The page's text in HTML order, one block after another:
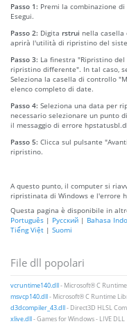
Passo 1: Premi la combinazione
Esegui.
Passo 2: Digita rstrui nella casella
aprirà l'utilità di ripristino del
Passo 3: La finestra "Ripristino
ripristino differente". In tal caso,
Seleziona la casella di controllo
elenco completo di date.
Passo 4: Seleziona una data per
necessario selezionare un punto
il messaggio di errore
Passo 5: Clicca sul pulsante
ripristino.
A questo punto, il computer si
ripristinata di Windows e l'errore
Questa pagina è disponibile in
Português | Русский | Bahasa
Tiếng Việt | Suomi
File dll popolari
vcruntime140.dll- Microsoft® C
msvcp140.dll- Microsoft® C Runtime
d3dcompiler_43.dll- Direct3D HLSL
xlive.dll- Games for Windows - LIVE DLL